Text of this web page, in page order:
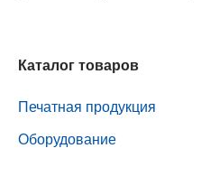
Каталог товаров
Печатная продукция
Оборудование